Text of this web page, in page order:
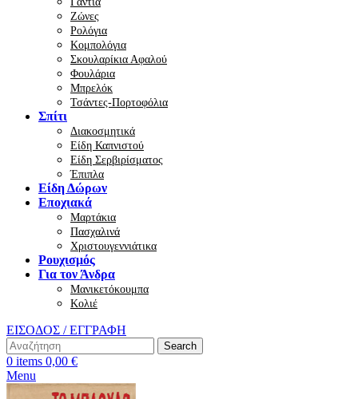
Ζώνες
Ρολόγια
Κομπολόγια
Σκουλαρίκια Αφαλού
Φουλάρια
Μπρελόκ
Τσάντες-Πορτοφόλια
Σπίτι
Διακοσμητικά
Είδη Καπνιστού
Είδη Σερβιρίσματος
Έπιπλα
Είδη Δώρων
Εποχιακά
Μαρτάκια
Πασχαλινά
Χριστουγεννιάτικα
Ρουχισμός
Για τον Άνδρα
Μανικετόκουμπα
Κολιέ
ΕΙΣΟΔΟΣ / ΕΓΓΡΑΦΗ
Search
0 items 0,00 €
Menu